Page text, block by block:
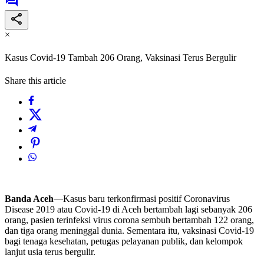
×
Kasus Covid-19 Tambah 206 Orang, Vaksinasi Terus Bergulir
Share this article
Banda Aceh—Kasus baru terkonfirmasi positif Coronavirus
Disease 2019 atau Covid-19 di Aceh bertambah lagi sebanyak 206
orang, pasien terinfeksi virus corona sembuh bertambah 122 orang,
dan tiga orang meninggal dunia. Sementara itu, vaksinasi Covid-19
bagi tenaga kesehatan, petugas pelayanan publik, dan kelompok
lanjut usia terus bergulir.